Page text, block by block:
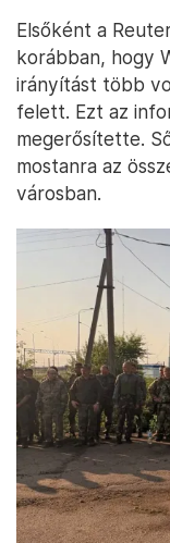
Elsőként a
korábban, hogy
irányítást több
felett. Ezt az
megerősítette.
mostanra az
városban.